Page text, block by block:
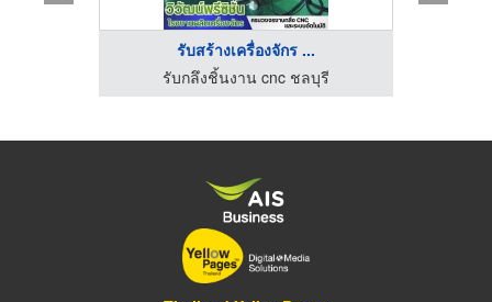
รับสร้างเครื่องจักร ...
รับกลึงชิ้นงาน cnc ชลบุรี